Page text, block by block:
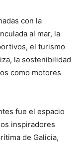
con la
al mar, la
el turismo
la sostenibilidad
como motores
fue el espacio
inspiradores
de Galicia,